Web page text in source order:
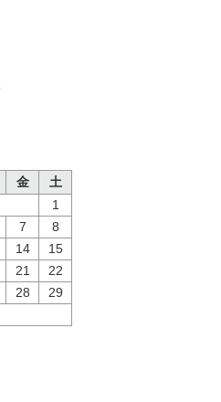
金
土
1
7
8
14
15
21
22
28
29